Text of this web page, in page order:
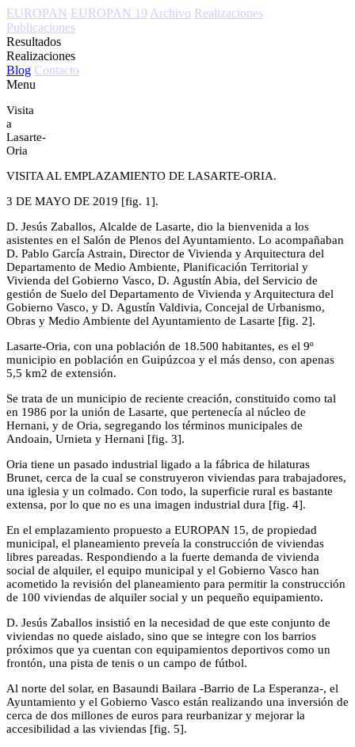
EUROPAN EUROPAN 19 Archivo Realizaciones
Publicaciones
Resultados
Realizaciones
Blog Contacto
Menu
Visita
a
Lasarte-
Oria
VISITA AL EMPLAZAMIENTO DE LASARTE-ORIA.
3 DE MAYO DE 2019 [fig. 1].
D. Jesús Zaballos, Alcalde de Lasarte, dio la bienvenida a los
asistentes en el Salón de Plenos del Ayuntamiento. Lo acompañaban
D. Pablo García Astrain, Director de Vivienda y Arquitectura del
Departamento de Medio Ambiente, Planificación Territorial y
Vivienda del Gobierno Vasco, D. Agustín Abia, del Servicio de
gestión de Suelo del Departamento de Vivienda y Arquitectura del
Gobierno Vasco, y D. Agustín Valdivia, Concejal de Urbanismo,
Obras y Medio Ambiente del Ayuntamiento de Lasarte [fig. 2].
Lasarte-Oria, con una población de 18.500 habitantes, es el 9º
municipio en población en Guipúzcoa y el más denso, con apenas
5,5 km2 de extensión.
Se trata de un municipio de reciente creación, constituido como tal
en 1986 por la unión de Lasarte, que pertenecía al núcleo de
Hernani, y de Oria, segregando los términos municipales de
Andoain, Urnieta y Hernani [fig. 3].
Oria tiene un pasado industrial ligado a la fábrica de hilaturas
Brunet, cerca de la cual se construyeron viviendas para trabajadores,
una iglesia y un colmado. Con todo, la superficie rural es bastante
extensa, por lo que no es una imagen industrial dura [fig. 4].
En el emplazamiento propuesto a EUROPAN 15, de propiedad
municipal, el planeamiento preveía la construcción de viviendas
libres pareadas. Respondiendo a la fuerte demanda de vivienda
social de alquiler, el equipo municipal y el Gobierno Vasco han
acometido la revisión del planeamiento para permitir la construcción
de 100 viviendas de alquiler social y un pequeño equipamiento.
D. Jesús Zaballos insistió en la necesidad de que este conjunto de
viviendas no quede aislado, sino que se integre con los barrios
próximos que ya cuentan con equipamientos deportivos como un
frontón, una pista de tenis o un campo de fútbol.
Al norte del solar, en Basaundi Bailara -Barrio de La Esperanza-, el
Ayuntamiento y el Gobierno Vasco están realizando una inversión de
cerca de dos millones de euros para reurbanizar y mejorar la
accesibilidad a las viviendas [fig. 5].